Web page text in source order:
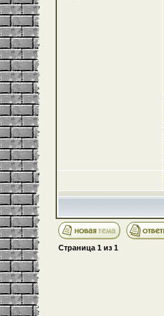
Страница 1из 1